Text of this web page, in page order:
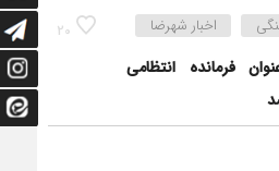
20 اخبار شهرضا
فرمانده انتظامی